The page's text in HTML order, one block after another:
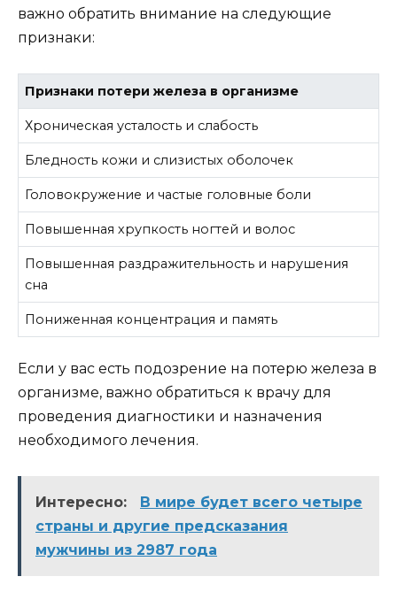
важно обратить внимание на следующие
признаки:
Признаки потери железа в организме
Хроническая усталость и слабость
Бледность кожи и слизистых оболочек
Головокружение и частые головные боли
Повышенная хрупкость ногтей и волос
Повышенная раздражительность и нарушения
сна
Пониженная концентрация и память
Если у вас есть подозрение на потерю железа в
организме, важно обратиться к врачу для
проведения диагностики и назначения
необходимого лечения.
Интересно:
В мире будет всего четыре
страны и другие предсказания
мужчины из 2987 года